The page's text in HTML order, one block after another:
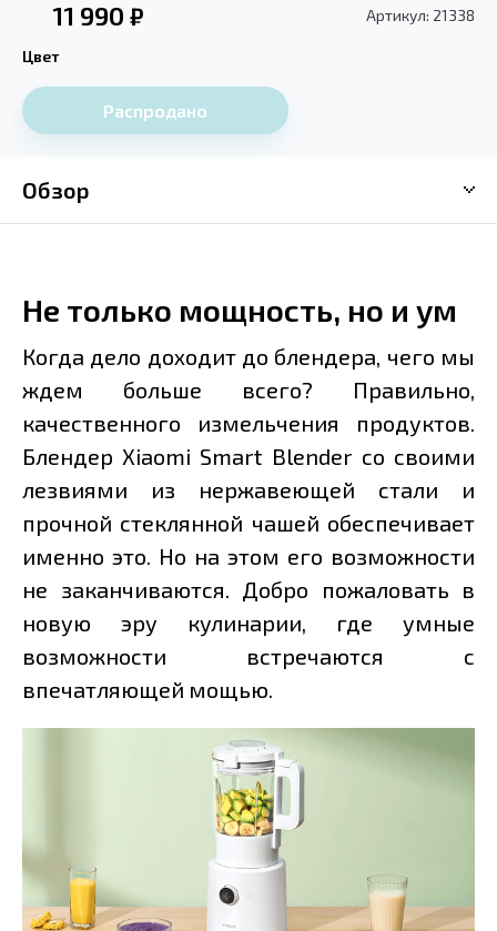
11 990 ₽ Артикул: 21338
Цвет
Распродано
Обзор
Не только мощность, но и ум
Когда дело доходит до блендера, чего мы
ждем больше всего? Правильно,
качественного измельчения продуктов.
Блендер Xiaomi Smart Blender со своими
лезвиями из нержавеющей стали и
прочной стеклянной чашей обеспечивает
именно это. Но на этом его возможности
не заканчиваются. Добро пожаловать в
новую эру кулинарии, где умные
возможности встречаются с
впечатляющей мощью.